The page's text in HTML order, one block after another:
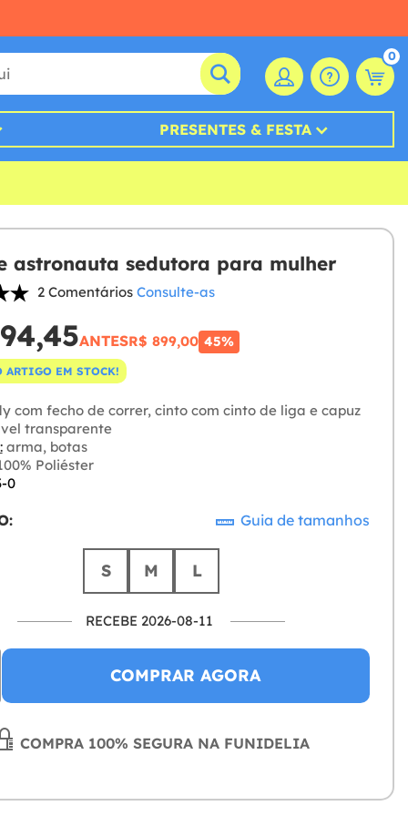
0
PRESENTES & FESTA
astronauta sedutora para mulher
2 Comentários Consulte-as
ANTESR$ 899,00 45%
ARTIGO EM STOCK!
com fecho de correr, cinto com cinto de liga e capuz
transparente
arma, botas
Poliéster
0
Guia de tamanhos
S M L
RECEBE 2026-08-11
COMPRAR AGORA
COMPRA 100% SEGURA NA FUNIDELIA